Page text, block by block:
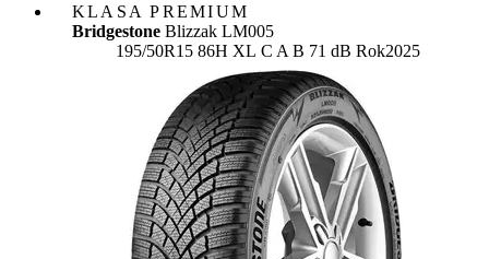
KLASA PREMIUM
Bridgestone Blizzak LM005
195/50R15 86H XL Etykieta:
C A B 71 dB Rok2025